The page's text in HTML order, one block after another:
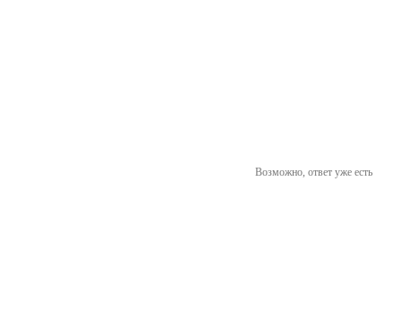
Возможно, ответ уже есть